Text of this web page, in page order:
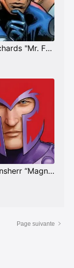
Reed Richards "Mr. Fantastic"
Erik Lehnsherr “Magneto”
Page suivante